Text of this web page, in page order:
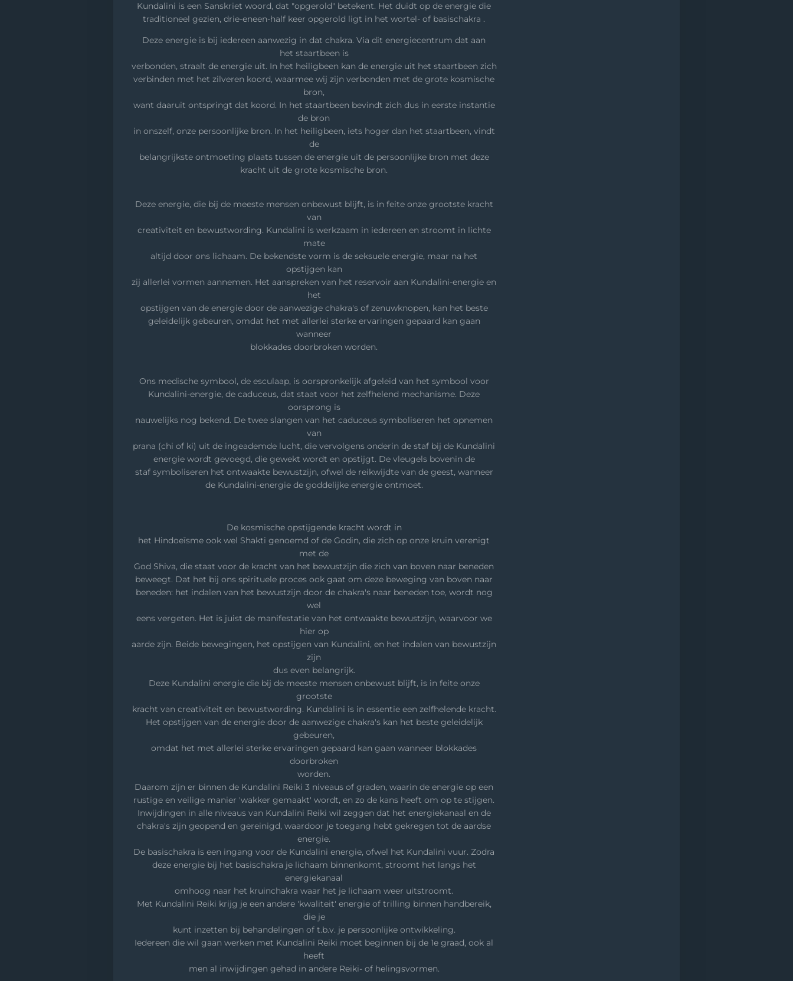
Kundalini is een Sanskriet woord, dat "opgerold" betekent. Het duidt op de energie die
traditioneel gezien, drie-eneen-half keer opgerold ligt in het wortel- of basischakra .
Deze energie is bij iedereen aanwezig in dat chakra. Via dit energiecentrum dat aan
het staartbeen is
verbonden, straalt de energie uit. In het heiligbeen kan de energie uit het staartbeen zich
verbinden met het zilveren koord, waarmee wij zijn verbonden met de grote kosmische
bron,
want daaruit ontspringt dat koord. In het staartbeen bevindt zich dus in eerste instantie
de bron
in onszelf, onze persoonlijke bron. In het heiligbeen, iets hoger dan het staartbeen, vindt
de
belangrijkste ontmoeting plaats tussen de energie uit de persoonlijke bron met deze
kracht uit de grote kosmische bron.
Deze energie, die bij de meeste mensen onbewust blijft, is in feite onze grootste kracht
van
creativiteit en bewustwording. Kundalini is werkzaam in iedereen en stroomt in lichte
mate
altijd door ons lichaam. De bekendste vorm is de seksuele energie, maar na het
opstijgen kan
zij allerlei vormen aannemen. Het aanspreken van het reservoir aan Kundalini-energie en
het
opstijgen van de energie door de aanwezige chakra's of zenuwknopen, kan het beste
geleidelijk gebeuren, omdat het met allerlei sterke ervaringen gepaard kan gaan
wanneer
blokkades doorbroken worden.
Ons medische symbool, de esculaap, is oorspronkelijk afgeleid van het symbool voor
Kundalini-energie, de caduceus, dat staat voor het zelfhelend mechanisme. Deze
oorsprong is
nauwelijks nog bekend. De twee slangen van het caduceus symboliseren het opnemen
van
prana (chi of ki) uit de ingeademde lucht, die vervolgens onderin de staf bij de Kundalini
energie wordt gevoegd, die gewekt wordt en opstijgt. De vleugels bovenin de
staf symboliseren het ontwaakte bewustzijn, ofwel de reikwijdte van de geest, wanneer
de Kundalini-energie de goddelijke energie ontmoet.
De kosmische opstijgende kracht wordt in
het Hindoeïsme ook wel Shakti genoemd of de Godin, die zich op onze kruin verenigt
met de
God Shiva, die staat voor de kracht van het bewustzijn die zich van boven naar beneden
beweegt. Dat het bij ons spirituele proces ook gaat om deze beweging van boven naar
beneden: het indalen van het bewustzijn door de chakra's naar beneden toe, wordt nog
wel
eens vergeten. Het is juist de manifestatie van het ontwaakte bewustzijn, waarvoor we
hier op
aarde zijn. Beide bewegingen, het opstijgen van Kundalini, en het indalen van bewustzijn
zijn
dus even belangrijk.
Deze Kundalini energie die bij de meeste mensen onbewust blijft, is in feite onze
grootste
kracht van creativiteit en bewustwording. Kundalini is in essentie een zelfhelende kracht.
Het opstijgen van de energie door de aanwezige chakra's kan het beste geleidelijk
gebeuren,
omdat het met allerlei sterke ervaringen gepaard kan gaan wanneer blokkades
doorbroken
worden.
Daarom zijn er binnen de Kundalini Reiki 3 niveaus of graden, waarin de energie op een
rustige en veilige manier 'wakker gemaakt' wordt, en zo de kans heeft om op te stijgen.
Inwijdingen in alle niveaus van Kundalini Reiki wil zeggen dat het energiekanaal en de
chakra's zijn geopend en gereinigd, waardoor je toegang hebt gekregen tot de aardse
energie.
De basischakra is een ingang voor de Kundalini energie, ofwel het Kundalini vuur. Zodra
deze energie bij het basischakra je lichaam binnenkomt, stroomt het langs het
energiekanaal
omhoog naar het kruinchakra waar het je lichaam weer uitstroomt.
Met Kundalini Reiki krijg je een andere 'kwaliteit' energie of trilling binnen handbereik,
die je
kunt inzetten bij behandelingen of t.b.v. je persoonlijke ontwikkeling.
Iedereen die wil gaan werken met Kundalini Reiki moet beginnen bij de 1e graad, ook al
heeft
men al inwijdingen gehad in andere Reiki- of helingsvormen.